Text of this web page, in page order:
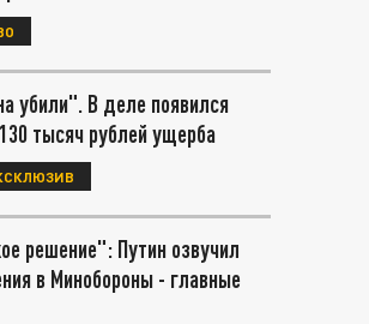
убили". В деле появился
тысяч рублей ущерба
решение": Путин озвучил
в Минобороны - главные